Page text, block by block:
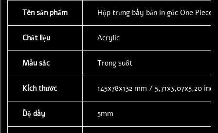
Tên sản phẩm Hộp trưng bày bản in gốc One Piece
Chất liệu Acrylic
Màu sắc Trong suốt
Kích thước 145x78x132 mm / 5,71x3,07x5,20 inch
Độ dày 5mm